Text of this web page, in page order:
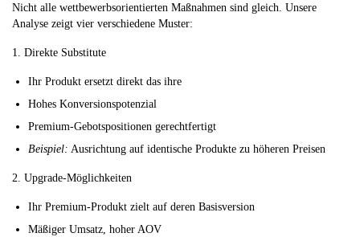
Nicht alle wettbewerbsorientierten Maßnahmen sind gleich. Unsere
Analyse zeigt vier verschiedene Muster:
1. Direkte Substitute
Ihr Produkt ersetzt direkt das ihre
Hohes Konversionspotenzial
Premium-Gebotspositionen gerechtfertigt
Beispiel: Ausrichtung auf identische Produkte zu höheren Preisen
2. Upgrade-Möglichkeiten
Ihr Premium-Produkt zielt auf deren Basisversion
Mäßiger Umsatz, hoher AOV